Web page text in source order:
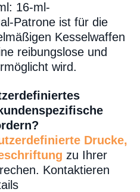
16-ml-
Patrone ist für die
Kesselwaffen
reibungslose und
wird.
Drucke,
zu Ihrer
Kontaktieren